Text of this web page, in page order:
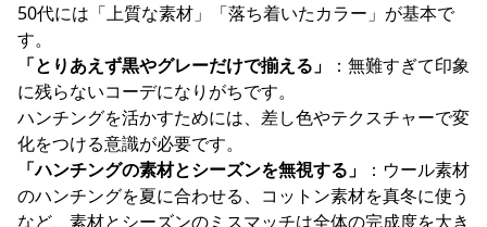
50代には「上質な素材」「落ち着いたカラー」が基本で
す。
「とりあえず黒やグレーだけで揃える」
：無難すぎて印象
に残らないコーデになりがちです。
ハンチングを活かすためには、差し色やテクスチャーで変
化をつける意識が必要です。
「ハンチングの素材とシーズンを無視する」
：ウール素材
のハンチングを夏に合わせる、コットン素材を真冬に使う
など、素材とシーズンのミスマッチは全体の完成度を大き